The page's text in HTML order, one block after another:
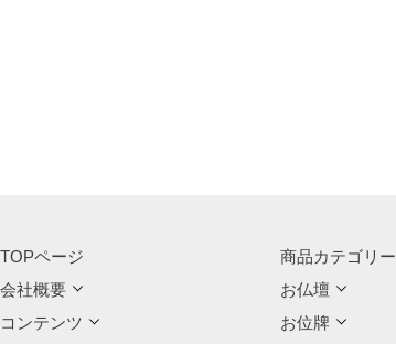
TOPページ
会社概要
コンテンツ
商品カテゴリー
お仏壇
お位牌